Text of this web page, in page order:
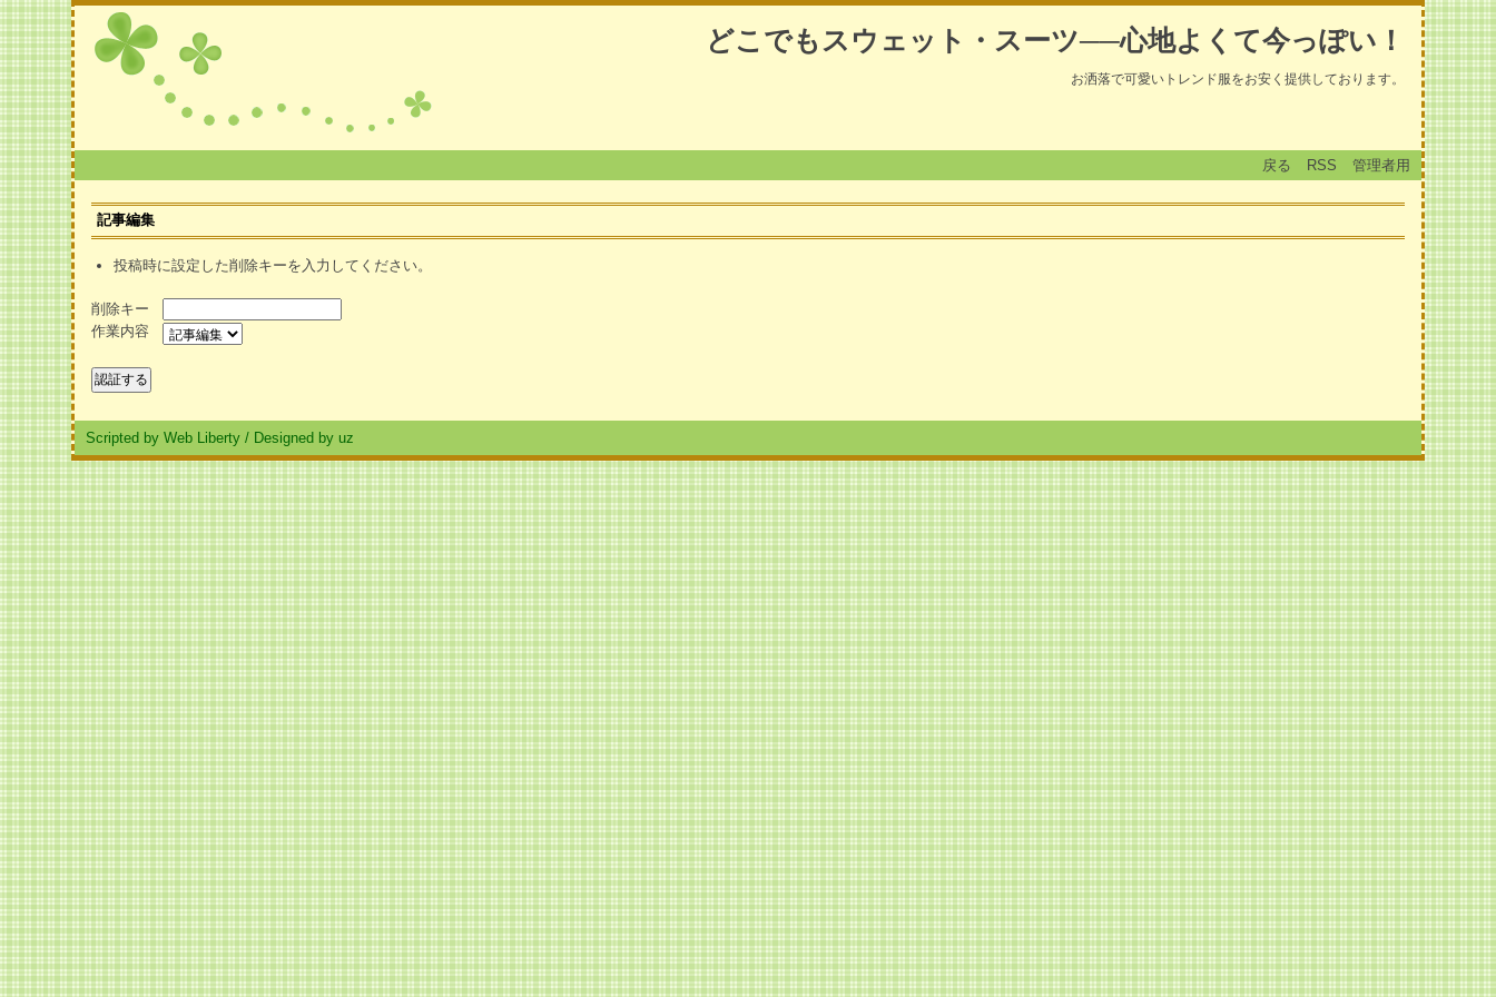
どこでもスウェット・スーツ──心地よくて今っぽい！
お洒落で可愛いトレンド服をお安く提供しております。
戻る RSS 管理者用
記事編集
投稿時に設定した削除キーを入力してください。
削除キー
作業内容
Scripted by Web Liberty / Designed by uz